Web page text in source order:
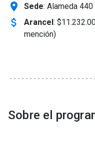
location_on Sede: Alameda 440
attach_money Arancel:
mención)
Sobre el